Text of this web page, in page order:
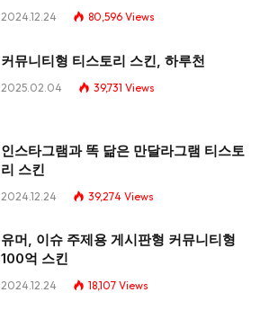
2024.12.24 80,596 Views
커뮤니티형 티스토리 스킨, 하루천
2025.02.04 39,731 Views
인스타그램과 똑 닮은 만달라그램 티스토
리 스킨
2024.12.24 39,274 Views
유머, 이슈 주제용 게시판형 커뮤니티형
100억 스킨
2024.12.24 18,107 Views